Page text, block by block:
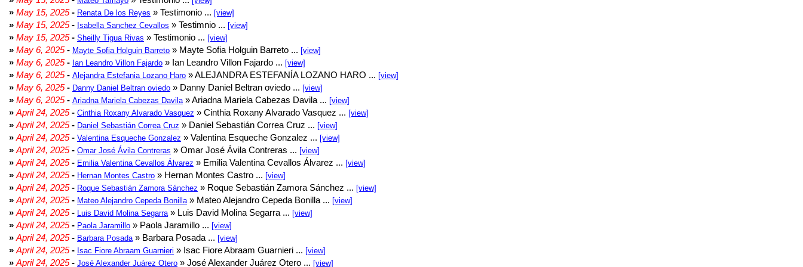
» May 15, 2025- Renata De los Reyes » Testimonio ... [view]
» May 15, 2025- Isabella Sanchez Cevallos » Testimnio ... [view]
» May 15, 2025- Sheilly Tigua Rivas » Testimonio ... [view]
» May 6, 2025- Mayte Sofia Holguin Barreto » Mayte Sofia Holguin Barreto ... [view]
» May 6, 2025- Ian Leandro Villon Fajardo » Ian Leandro Villon Fajardo ... [view]
» May 6, 2025- Alejandra Estefania Lozano Haro » ALEJANDRA ESTEFANÍA LOZANO HARO ... [view]
» May 6, 2025- Danny Daniel Beltran oviedo » Danny Daniel Beltran oviedo ... [view]
» May 6, 2025- Ariadna Mariela Cabezas Davila » Ariadna Mariela Cabezas Davila ... [view]
» April 24, 2025- Cinthia Roxany Alvarado Vasquez » Cinthia Roxany Alvarado Vasquez ... [view]
» April 24, 2025- Daniel Sebastián Correa Cruz » Daniel Sebastián Correa Cruz ... [view]
» April 24, 2025- Valentina Esqueche Gonzalez » Valentina Esqueche Gonzalez ... [view]
» April 24, 2025- Omar José Ávila Contreras » Omar José Ávila Contreras ... [view]
» April 24, 2025- Emilia Valentina Cevallos Álvarez » Emilia Valentina Cevallos Álvarez ... [view]
» April 24, 2025- Hernan Montes Castro » Hernan Montes Castro ... [view]
» April 24, 2025- Roque Sebastián Zamora Sánchez » Roque Sebastián Zamora Sánchez ... [view]
» April 24, 2025- Mateo Alejandro Cepeda Bonilla » Mateo Alejandro Cepeda Bonilla ... [view]
» April 24, 2025- Luis David Molina Segarra » Luis David Molina Segarra ... [view]
» April 24, 2025- Paola Jaramillo » Paola Jaramillo ... [view]
» April 24, 2025- Barbara Posada » Barbara Posada ... [view]
» April 24, 2025- Isac Fiore Abraam Guarnieri » Isac Fiore Abraam Guarnieri ... [view]
» April 24, 2025- José Alexander Juárez Otero » José Alexander Juárez Otero ... [view]